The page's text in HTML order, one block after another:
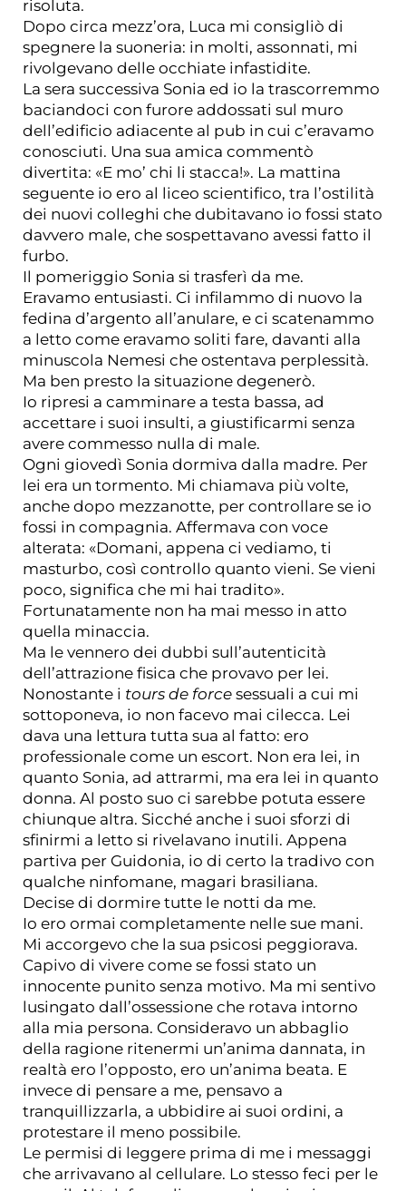
risoluta.
Dopo circa mezz’ora, Luca mi consigliò di
spegnere la suoneria: in molti, assonnati, mi
rivolgevano delle occhiate infastidite.
La sera successiva Sonia ed io la trascorremmo
baciandoci con furore addossati sul muro
dell’edificio adiacente al pub in cui c’eravamo
conosciuti. Una sua amica commentò
divertita: «E mo’ chi li stacca!». La mattina
seguente io ero al liceo scientifico, tra l’ostilità
dei nuovi colleghi che dubitavano io fossi stato
davvero male, che sospettavano avessi fatto il
furbo.
Il pomeriggio Sonia si trasferì da me.
Eravamo entusiasti. Ci infilammo di nuovo la
fedina d’argento all’anulare, e ci scatenammo
a letto come eravamo soliti fare, davanti alla
minuscola Nemesi che ostentava perplessità.
Ma ben presto la situazione degenerò.
Io ripresi a camminare a testa bassa, ad
accettare i suoi insulti, a giustificarmi senza
avere commesso nulla di male.
Ogni giovedì Sonia dormiva dalla madre. Per
lei era un tormento. Mi chiamava più volte,
anche dopo mezzanotte, per controllare se io
fossi in compagnia. Affermava con voce
alterata: «Domani, appena ci vediamo, ti
masturbo, così controllo quanto vieni. Se vieni
poco, significa che mi hai tradito».
Fortunatamente non ha mai messo in atto
quella minaccia.
Ma le vennero dei dubbi sull’autenticità
dell’attrazione fisica che provavo per lei.
Nonostante i tours de force sessuali a cui mi
sottoponeva, io non facevo mai cilecca. Lei
dava una lettura tutta sua al fatto: ero
professionale come un escort. Non era lei, in
quanto Sonia, ad attrarmi, ma era lei in quanto
donna. Al posto suo ci sarebbe potuta essere
chiunque altra. Sicché anche i suoi sforzi di
sfinirmi a letto si rivelavano inutili. Appena
partiva per Guidonia, io di certo la tradivo con
qualche ninfomane, magari brasiliana.
Decise di dormire tutte le notti da me.
Io ero ormai completamente nelle sue mani.
Mi accorgevo che la sua psicosi peggiorava.
Capivo di vivere come se fossi stato un
innocente punito senza motivo. Ma mi sentivo
lusingato dall’ossessione che rotava intorno
alla mia persona. Consideravo un abbaglio
della ragione ritenermi un’anima dannata, in
realtà ero l’opposto, ero un’anima beata. E
invece di pensare a me, pensavo a
tranquillizzarla, a ubbidire ai suoi ordini, a
protestare il meno possibile.
Le permisi di leggere prima di me i messaggi
che arrivavano al cellulare. Lo stesso feci per le